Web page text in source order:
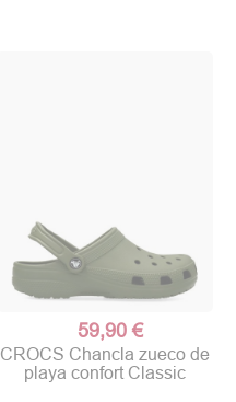
59,90 €
CROCS Chancla zueco de
playa confort Classic